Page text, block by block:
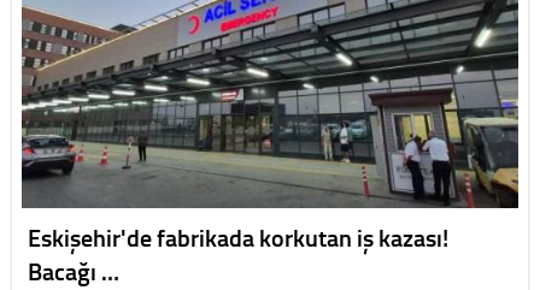
Eskişehir'de fabrikada korkutan iş kazası!
Bacağı …